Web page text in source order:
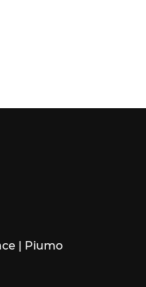
| Piumo